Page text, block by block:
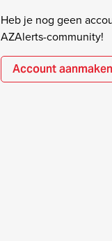
Heb je nog geen
AZAlerts-community!
Account aanmaken